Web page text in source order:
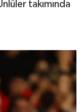
takımında